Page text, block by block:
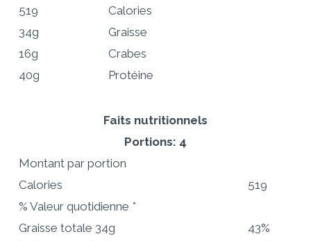
519
Calories
34g
Graisse
16g
Crabes
40g
Protéine
Faits nutritionnels
Portions: 4
Montant par portion
Calories
519
% Valeur quotidienne *
Graisse totale 34g
43%